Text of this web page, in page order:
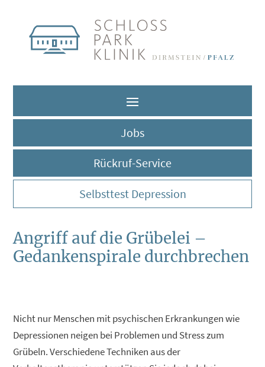
Jobs
Rückruf-Service
Selbsttest Depression
Angriff auf die Grübelei –
Gedankenspirale durchbrechen
Nicht nur Menschen mit psychischen Erkrankungen wie
Depressionen neigen bei Problemen und Stress zum
Grübeln. Verschiedene Techniken aus der